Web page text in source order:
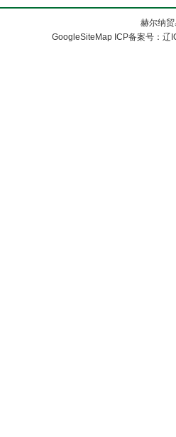
赫尔纳
GoogleSiteMap ICP备案号：辽